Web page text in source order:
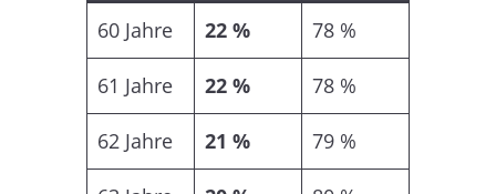
60 Jahre 22 % 78 %
61 Jahre 22 % 78 %
62 Jahre 21 % 79 %